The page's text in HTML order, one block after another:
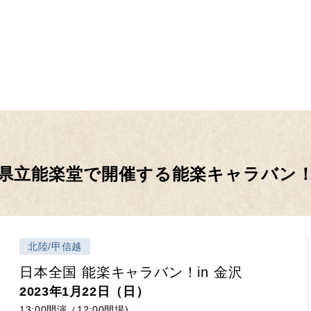
立能楽堂で開催する能楽キャラバン
北陸/甲信越
日本全国 能楽キャラバン！in 金沢
2023年1月22日（日）